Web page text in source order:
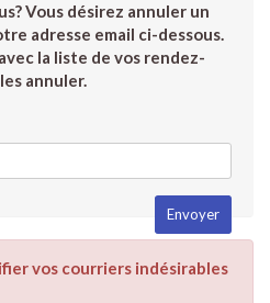
Vous désirez annuler un
adresse email ci-dessous.
la liste de vos rendez-
annuler.
vos courriers indésirables